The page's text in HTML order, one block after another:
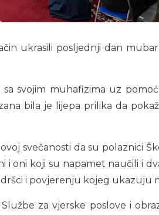
ukrasili posljednji dan
svojim muhafizima uz
bila je lijepa prilika da
svečanosti da su polaznici
koji su napamet naučili i
i povjerenju kojeg ukazuju
za vjerske poslove i